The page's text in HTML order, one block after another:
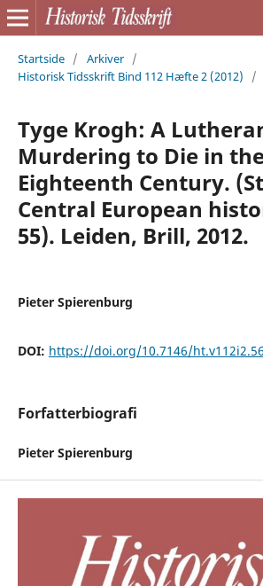
Startside / Arkiver /
Historisk Tidsskrift Bind 112 Hæfte 2 (2012)
/
Tyge Krogh: A
Murdering to Die in
Eighteenth Century.
Central European
55). Leiden, Brill, 2012.
Pieter Spierenburg
DOI: https://doi.org/10.7146/
Forfatterbiografi
Pieter Spierenburg